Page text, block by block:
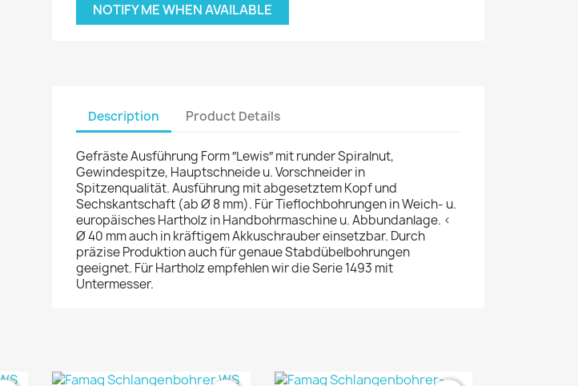
NOTIFY ME WHEN AVAILABLE
Description Product Details
Gefräste Ausführung Form ″Lewis″ mit runder Spiralnut,
Gewindespitze, Hauptschneide u. Vorschneider in
Spitzenqualität. Ausführung mit abgesetztem Kopf und
Sechskantschaft (ab Ø 8 mm). Für Tieflochbohrungen in Weich- u.
europäisches Hartholz in Handbohrmaschine u. Abbundanlage. <
Ø 40 mm auch in kräftigem Akkuschrauber einsetzbar. Durch
präzise Produktion auch für genaue Stabdübelbohrungen
geeignet. Für Hartholz empfehlen wir die Serie 1493 mit
Untermesser.